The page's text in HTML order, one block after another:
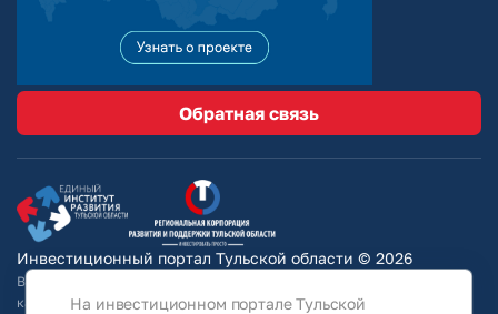
Обратная связь
Инвестиционный портал Тульской области © 2026
Вся информация на сайте носит ознакомительный характер и ни при
каких условиях не является публичной офертой, определяемой
На инвестиционном портале Тульской